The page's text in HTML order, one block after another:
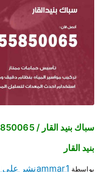
بنيد القار
بواسطة ammar1نشر على